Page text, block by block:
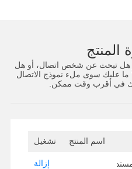
المنتج
هل تبحث عن شخص اتصال، أو هل
عليك سوى ملء نموذج الاتصال
في أقرب وقت ممكن.
اسم المنتج تشغيل
إزالة